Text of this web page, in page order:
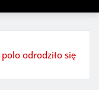
odrodziło się